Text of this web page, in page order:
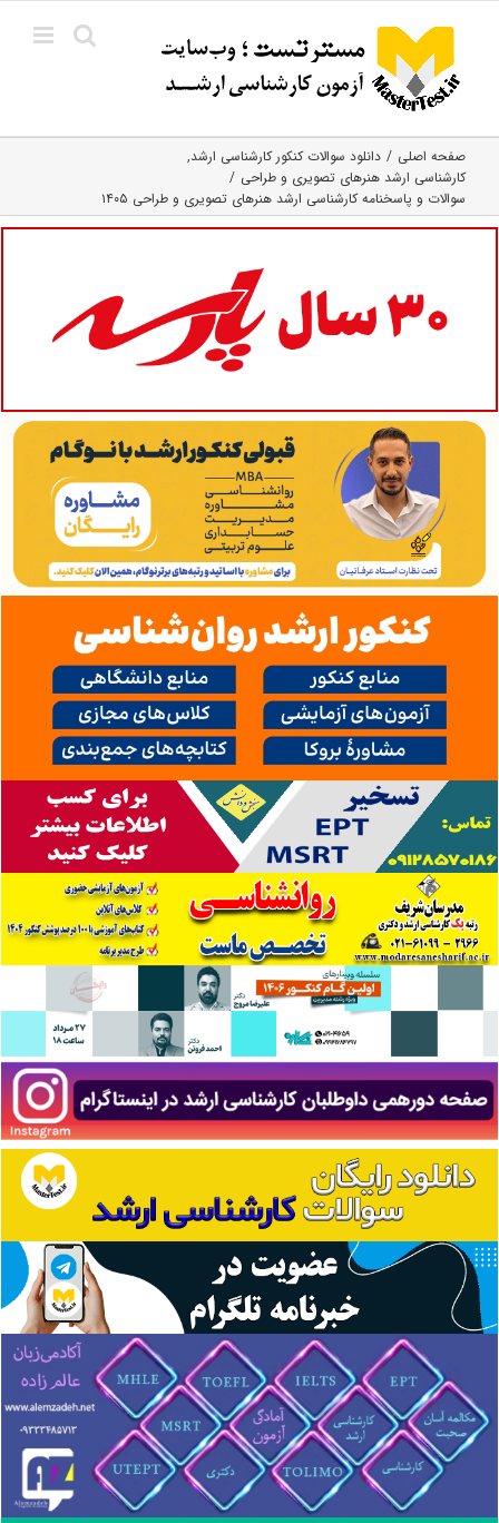
content
صفحه اصلی
دانلود سوالات کنکور کارشناسی ارشد
کارشناسی ارشد هنرهای تصویری و طراحی
سوالات و پاسخنامه کارشناسی ارشد هنرهای تصویری و طراحی ۱۴۰۵